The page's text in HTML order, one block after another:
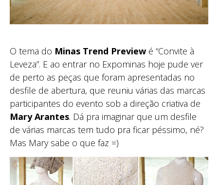
O tema do Minas Trend Previewé “Convite à
Leveza”. E ao entrar no Expominas hoje pude ver
de perto as peças que foram apresentadas no
desfile de abertura, que reuniu várias das marcas
participantes do evento sob a direção criativa de
Mary Arantes. Dá pra imaginar que um desfile
de várias marcas tem tudo pra ficar péssimo, né?
Mas Mary sabe o que faz =)